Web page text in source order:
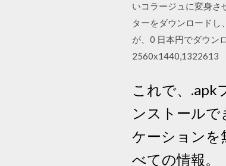
いコラージュに変身さ
ターをダウンロードし
が、0 日本円でダウン
2560x1440,1322613
これで、.apk
ンストール
ケーションを
べての情報。